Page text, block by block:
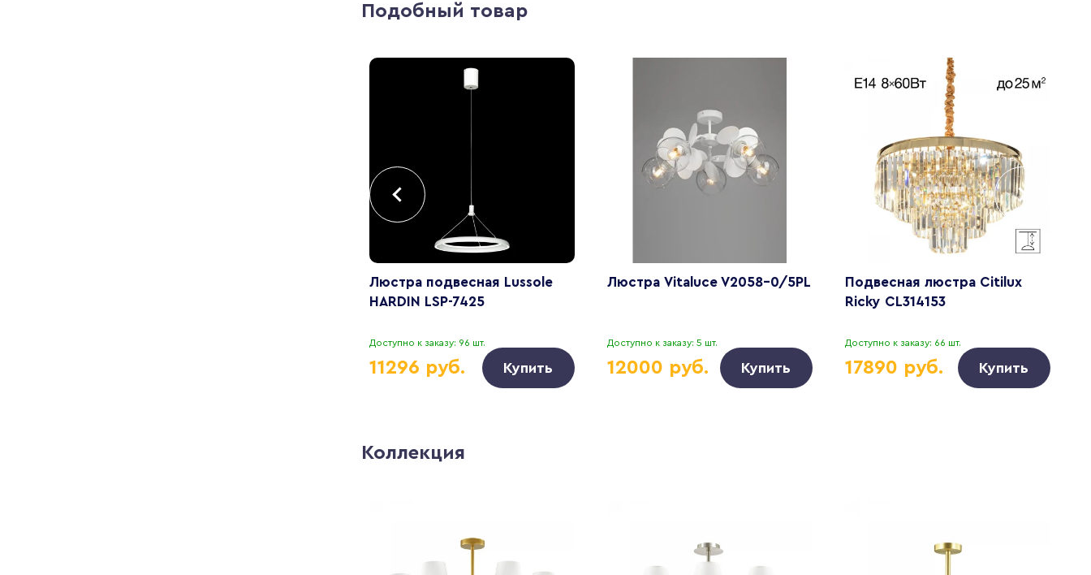
Подобный товар
Люстра подвесная Lussole
HARDIN LSP-7425
Доступно к заказу: 96 шт.
11296 руб. Купить
Люстра Vitaluce V2058-0/5PL
Доступно к заказу: 5 шт.
12000 руб. Купить
Подвесная люстра Citilux
Ricky CL314153
Доступно к заказу: 66 шт.
17890 руб. Купить
Коллекция